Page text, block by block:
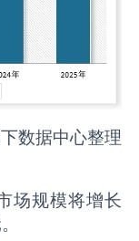
数据中心整理
场规模将增长